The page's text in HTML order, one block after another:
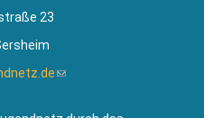
23
(Link